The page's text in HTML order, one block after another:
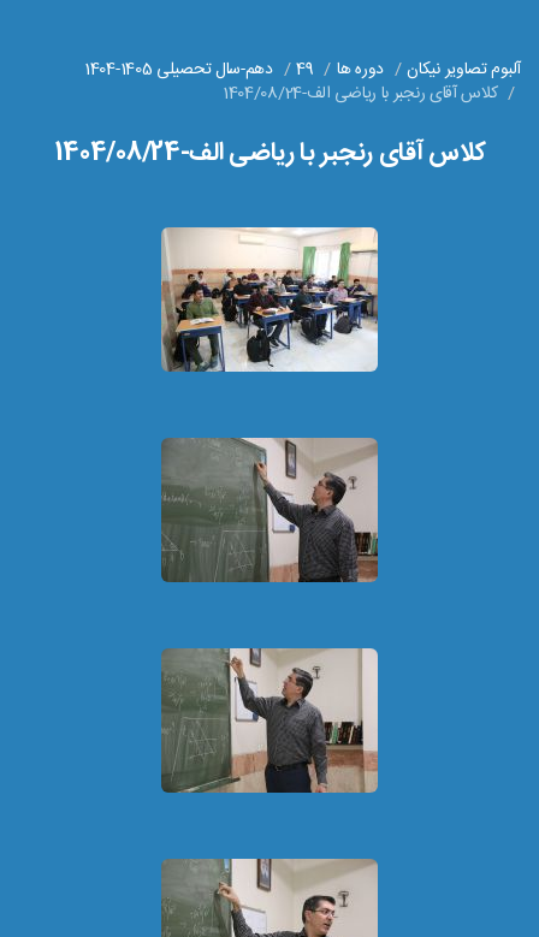
آلبوم تصاویر نیکان دوره ها 49
دهم-سال تحصیلی 1405-1404
کلاس آقای رنجبر با ریاضی الف-1404/08/24
کلاس آقای رنجبر با ریاضی الف-1404/08/24